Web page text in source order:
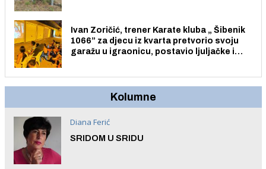
Ivan Zoričić, trener Karate kluba „ Šibenik
1066” za djecu iz kvarta pretvorio svoju
garažu u igraonicu, postavio ljuljačke i
Kolumne
Diana Ferić
SRIDOM U SRIDU